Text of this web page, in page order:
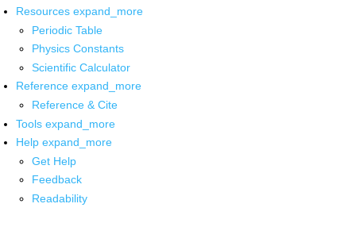
Resources expand_more
Periodic Table
Physics Constants
Scientific Calculator
Reference expand_more
Reference & Cite
Tools expand_more
Help expand_more
Get Help
Feedback
Readability